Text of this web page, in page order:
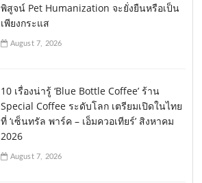
พิสูจน์ Pet Humanization จะยั่งยืนหรือเป็น
เพียงกระแส
August 7, 2026
10 เรื่องน่ารู้ ‘Blue Bottle Coffee’ ร้าน
Special Coffee ระดับโลก เตรียมเปิดในไทย
ที่ ‘เซ็นทรัล พาร์ค – เอ็มควอเทียร์’ สิงหาคม
2026
August 7, 2026